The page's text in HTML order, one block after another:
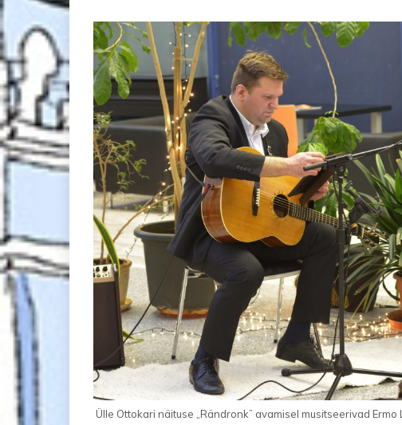
Ülle Ottokari näituse „Rändronk” avamisel musitseerivad